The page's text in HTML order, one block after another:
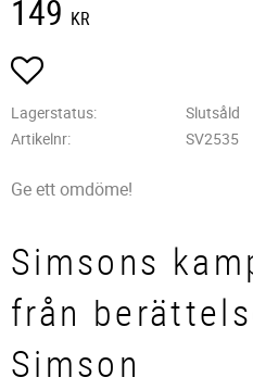
149 KR
Lägg till i favoriter
Lagerstatus
Slutsåld
Artikelnr
SV2535
Ge ett omdöme!
Simsons
från
Simson